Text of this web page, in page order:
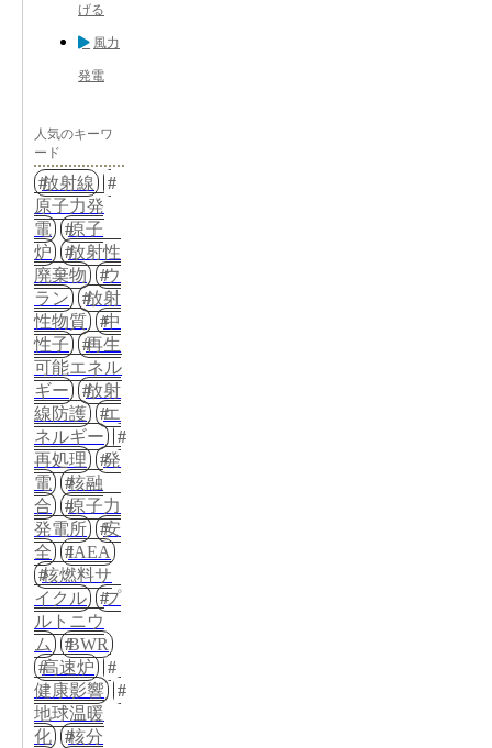
げる
風力
発電
人気のキーワ
ード
放射線
原子力発
電
原子
炉
放射性
廃棄物
ウ
ラン
放射
性物質
中
性子
再生
可能エネル
ギー
放射
線防護
エ
ネルギー
再処理
発
電
核融
合
原子力
発電所
安
全
IAEA
核燃料サ
イクル
プ
ルトニウ
ム
BWR
高速炉
健康影響
地球温暖
化
核分